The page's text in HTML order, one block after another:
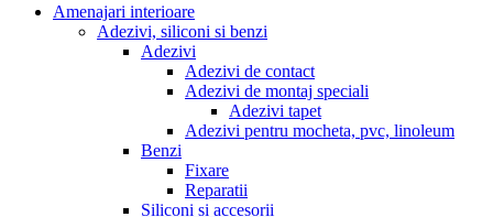
Amenajari interioare
Adezivi, siliconi si benzi
Adezivi
Adezivi de contact
Adezivi de montaj speciali
Adezivi tapet
Adezivi pentru mocheta, pvc, linoleum
Benzi
Fixare
Reparatii
Siliconi si accesorii